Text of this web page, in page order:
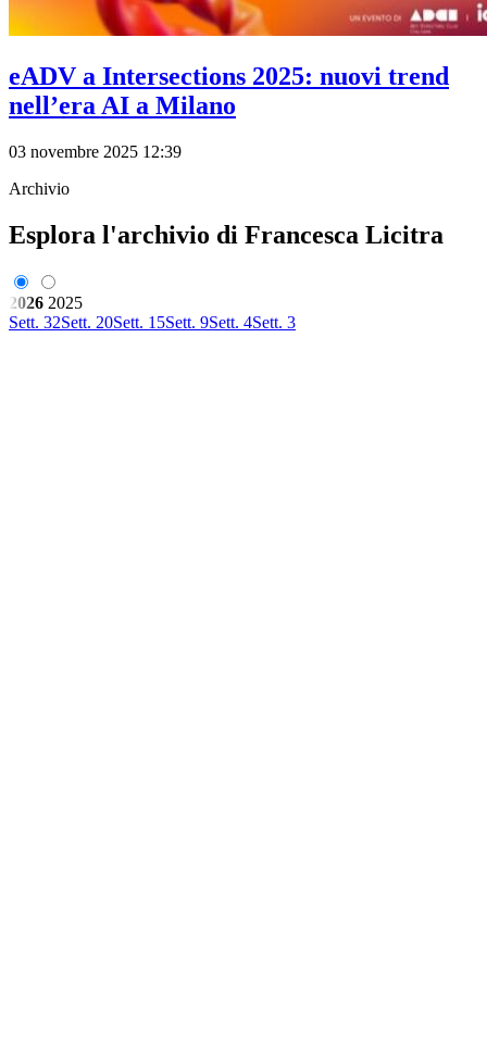
eADV a Intersections 2025: nuovi trend
nell’era AI a Milano
03 novembre 2025 12:39
Archivio
Esplora l'archivio di Francesca Licitra
2026 2025
Sett. 32Sett. 20Sett. 15Sett. 9Sett. 4Sett. 3